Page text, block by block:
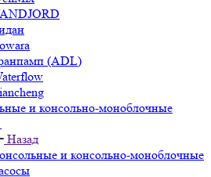
(ADL)
и консольно-моноблочные
Назад
и консольно-моноблочные